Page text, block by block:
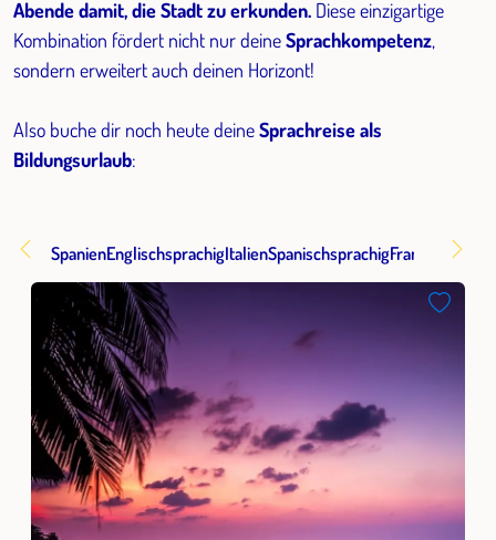
Abende damit, die Stadt zu erkunden. Diese einzigartige
Kombination fördert nicht nur deineSprachkompetenz,
sondern erweitert auch deinen Horizont!
Also buche dir noch heute deineSprachreise als
Bildungsurlaub:
SpanienEnglischsprachigItalienSpanischsprachig